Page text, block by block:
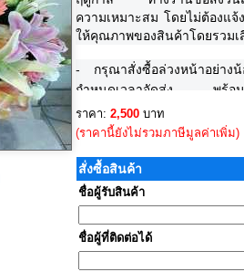
ความเหมาะสม โดยไม่ต้องแ
ให้คุณภาพของสินค้าโดยรวมเ
- กรุณาสั่งซื้อล่วงหน้าอย่า
กำหนดเวลาจัดส่ง พร้อมร
ชัดเจน หากมีแผนที่สา
sales@mesati.com
ราคา: 2,500 บาท
(ราคานี้ยังไม่รวมภาษีมูลค่าเพิ่ม)
สั่งซื้อสินค้า
ชื่อผู้รับสินค้า
ชื่อผู้ที่ติดต่อได้